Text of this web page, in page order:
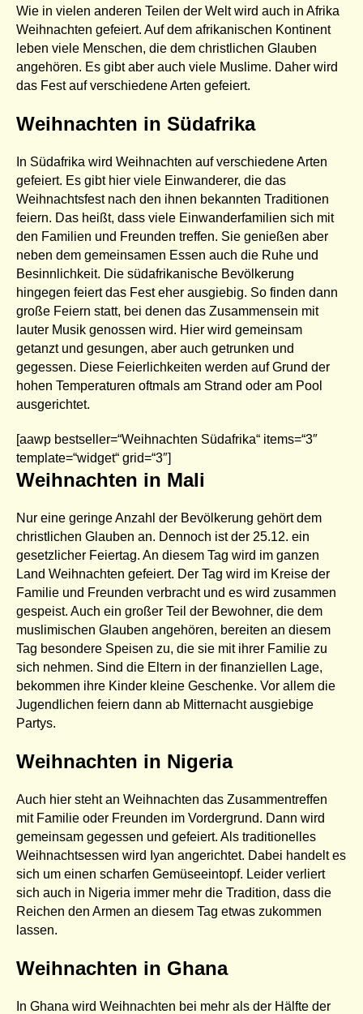
Wie in vielen anderen Teilen der Welt wird auch in Afrika
Weihnachten gefeiert. Auf dem afrikanischen Kontinent
leben viele Menschen, die dem christlichen Glauben
angehören. Es gibt aber auch viele Muslime. Daher wird
das Fest auf verschiedene Arten gefeiert.
Weihnachten in Südafrika
In Südafrika wird Weihnachten auf verschiedene Arten
gefeiert. Es gibt hier viele Einwanderer, die das
Weihnachtsfest nach den ihnen bekannten Traditionen
feiern. Das heißt, dass viele Einwanderfamilien sich mit
den Familien und Freunden treffen. Sie genießen aber
neben dem gemeinsamen Essen auch die Ruhe und
Besinnlichkeit. Die südafrikanische Bevölkerung
hingegen feiert das Fest eher ausgiebig. So finden dann
große Feiern statt, bei denen das Zusammensein mit
lauter Musik genossen wird. Hier wird gemeinsam
getanzt und gesungen, aber auch getrunken und
gegessen. Diese Feierlichkeiten werden auf Grund der
hohen Temperaturen oftmals am Strand oder am Pool
ausgerichtet.
[aawp bestseller=“Weihnachten Südafrika“ items=“3″
template=“widget“ grid=“3″]
Weihnachten in Mali
Nur eine geringe Anzahl der Bevölkerung gehört dem
christlichen Glauben an. Dennoch ist der 25.12. ein
gesetzlicher Feiertag. An diesem Tag wird im ganzen
Land Weihnachten gefeiert. Der Tag wird im Kreise der
Familie und Freunden verbracht und es wird zusammen
gespeist. Auch ein großer Teil der Bewohner, die dem
muslimischen Glauben angehören, bereiten an diesem
Tag besondere Speisen zu, die sie mit ihrer Familie zu
sich nehmen. Sind die Eltern in der finanziellen Lage,
bekommen ihre Kinder kleine Geschenke. Vor allem die
Jugendlichen feiern dann ab Mitternacht ausgiebige
Partys.
Weihnachten in Nigeria
Auch hier steht an Weihnachten das Zusammentreffen
mit Familie oder Freunden im Vordergrund. Dann wird
gemeinsam gegessen und gefeiert. Als traditionelles
Weihnachtsessen wird Iyan angerichtet. Dabei handelt es
sich um einen scharfen Gemüseeintopf. Leider verliert
sich auch in Nigeria immer mehr die Tradition, dass die
Reichen den Armen an diesem Tag etwas zukommen
lassen.
Weihnachten in Ghana
In Ghana wird Weihnachten bei mehr als der Hälfte der